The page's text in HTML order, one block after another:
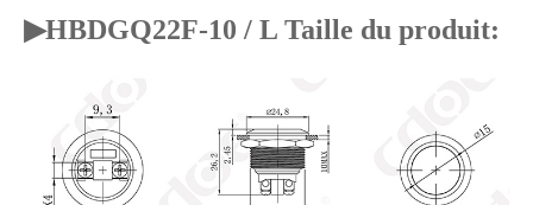
▶HBDGQ22F-10 / L Taille du produit: